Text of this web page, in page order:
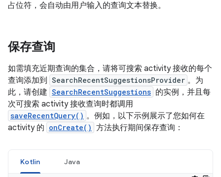
占位符，会自动由用户输入的查询文本替换。
保存查询
如需填充近期查询的集合，请将可搜索 activity 接收的每个
查询添加到 SearchRecentSuggestionsProvider 。为
此，请创建 SearchRecentSuggestions 的实例，并且每
次可搜索 activity 接收查询时都调用
saveRecentQuery() 。例如，以下示例展示了您如何在
activity 的 onCreate() 方法执行期间保存查询：
Kotlin Java